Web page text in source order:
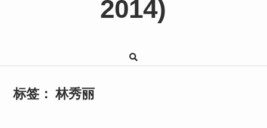
2014)
标签：林秀丽